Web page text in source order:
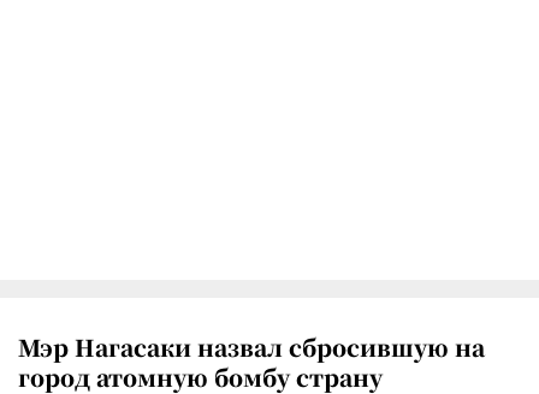
Мэр Нагасаки назвал сбросившую на
город атомную бомбу страну